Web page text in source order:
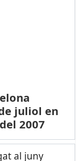
juliol en
2007